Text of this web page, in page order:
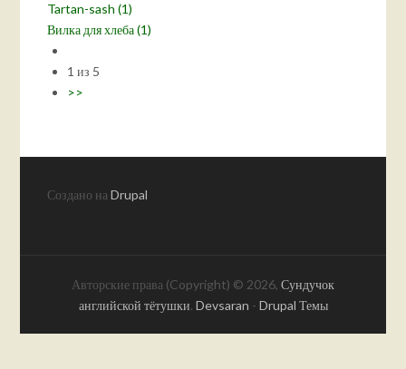
Tartan-sash (1)
Вилка для хлеба (1)
1 из 5
>>
Создано наDrupal
Авторские права (Copyright) © 2026, Сундучок
английской тётушки. Devsaran - Drupal Темы